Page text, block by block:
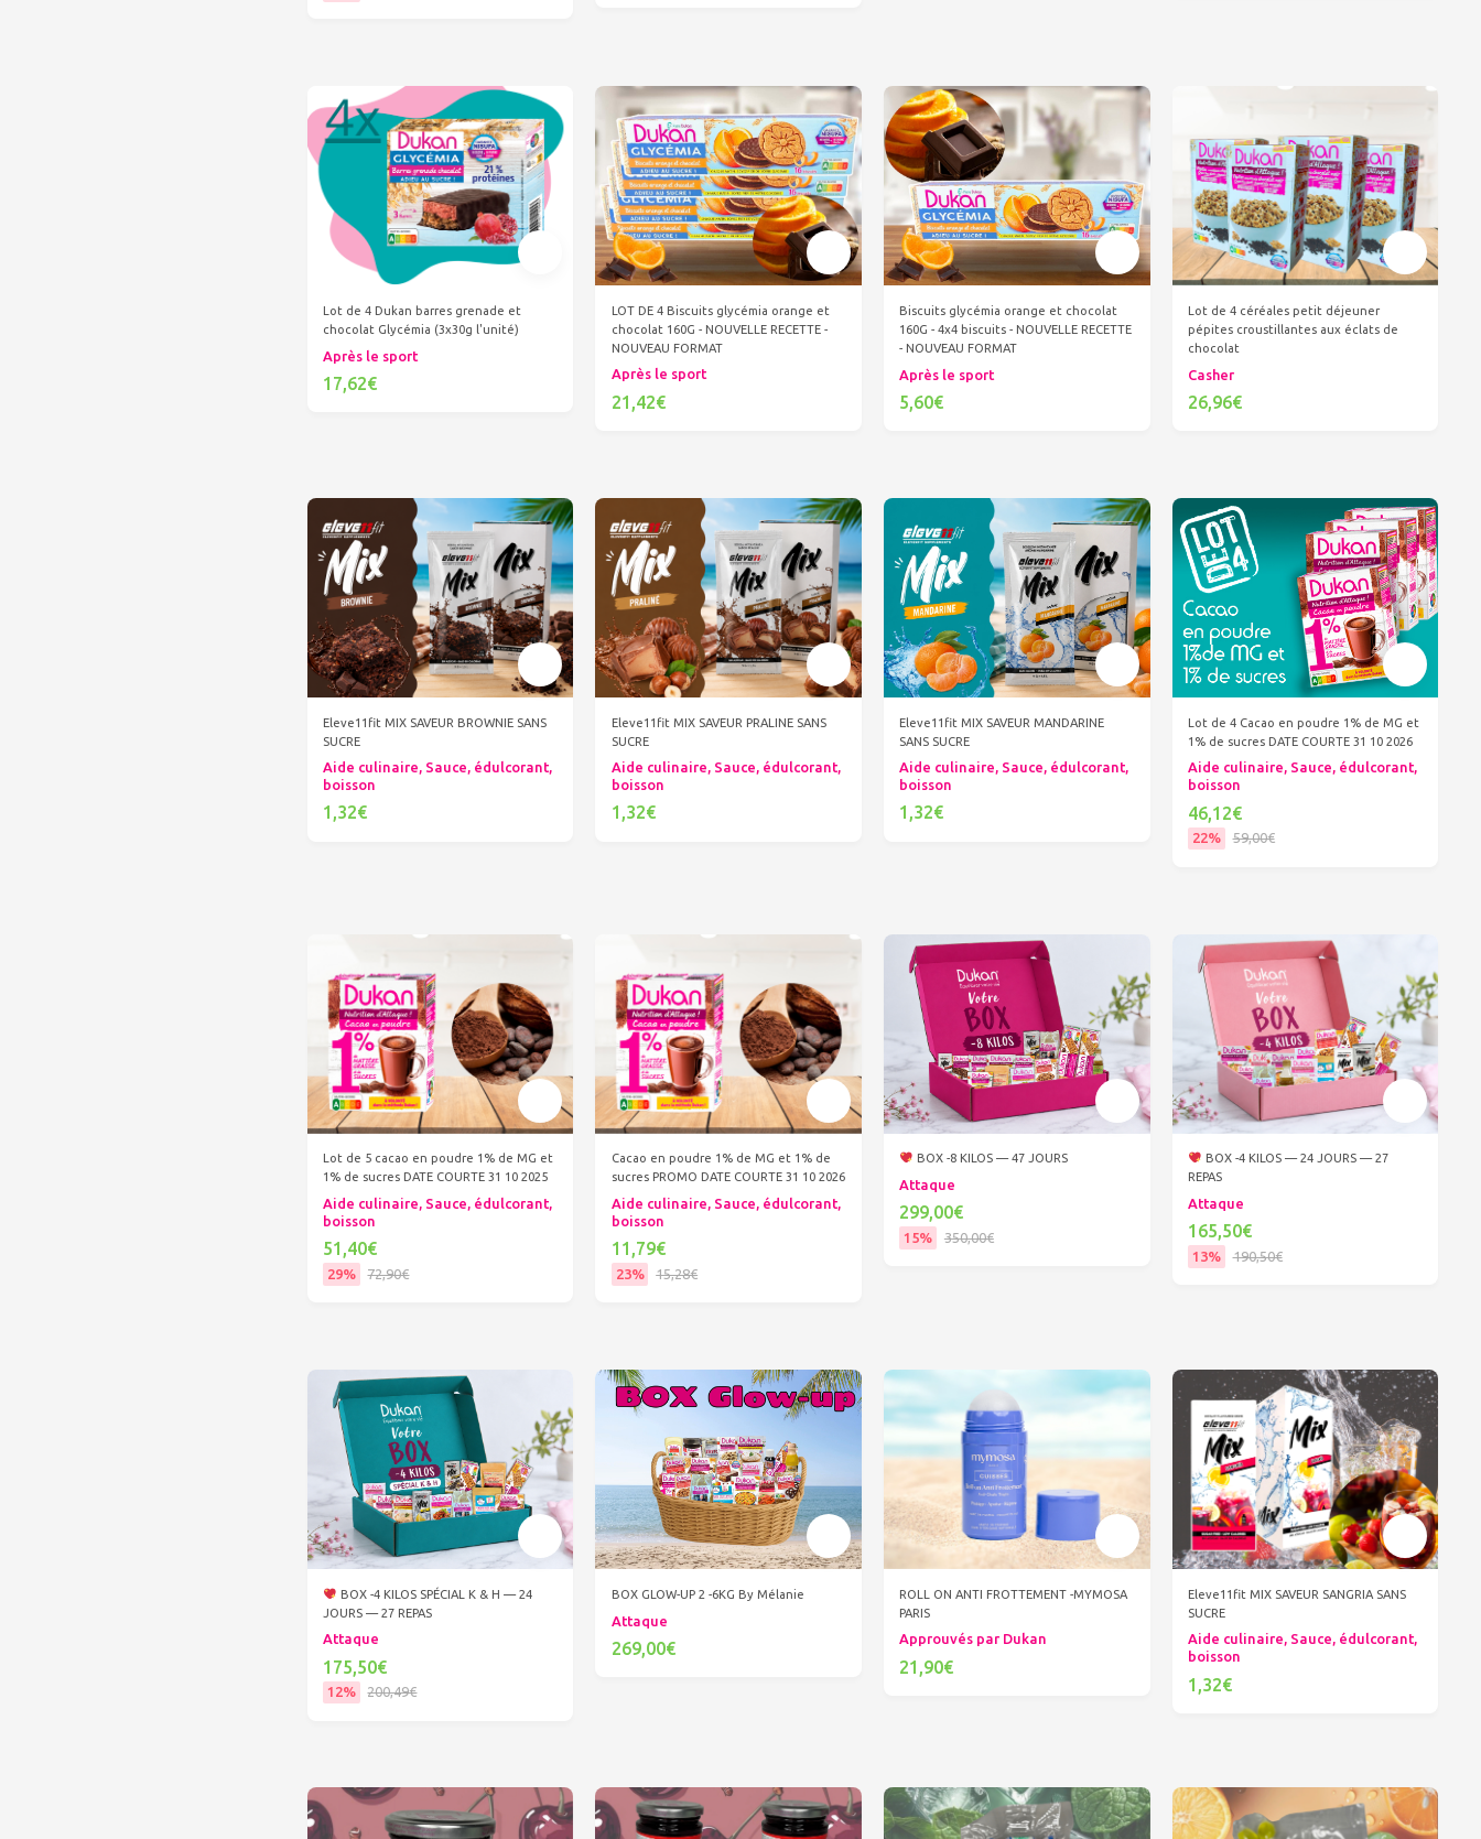
Lot de 4 Dukan barres grenade et
chocolat Glycémia (3x30g l'unité)
Après le sport
17,62€
LOT DE 4 Biscuits glycémia orange et
chocolat 160G - NOUVELLE RECETTE -
NOUVEAU FORMAT
Après le sport
21,42€
Biscuits glycémia orange et chocolat
160G - 4x4 biscuits - NOUVELLE RECETTE
- NOUVEAU FORMAT
Après le sport
5,60€
Lot de 4 céréales petit déjeuner
pépites croustillantes aux éclats de
chocolat
Casher
26,96€
Eleve11fit MIX SAVEUR BROWNIE SANS
SUCRE
Aide culinaire, Sauce, édulcorant,
boisson
1,32€
Eleve11fit MIX SAVEUR PRALINE SANS
SUCRE
Aide culinaire, Sauce, édulcorant,
boisson
1,32€
Eleve11fit MIX SAVEUR MANDARINE
SANS SUCRE
Aide culinaire, Sauce, édulcorant,
boisson
1,32€
Lot de 4 Cacao en poudre 1% de MG et
1% de sucres DATE COURTE 31 10 2026
Aide culinaire, Sauce, édulcorant,
boisson
46,12€
22%
59,00€
Lot de 5 cacao en poudre 1% de MG et
1% de sucres DATE COURTE 31 10 2025
Aide culinaire, Sauce, édulcorant,
boisson
51,40€
29%
72,90€
Cacao en poudre 1% de MG et 1% de
sucres PROMO DATE COURTE 31 10 2026
Aide culinaire, Sauce, édulcorant,
boisson
11,79€
23%
15,28€
BOX -8 KILOS — 47 JOURS
Attaque
299,00€
15%
350,00€
BOX -4 KILOS — 24 JOURS — 27
REPAS
Attaque
165,50€
13%
190,50€
BOX -4 KILOS SPÉCIAL K & H — 24
JOURS — 27 REPAS
Attaque
175,50€
12%
200,49€
BOX GLOW-UP 2 -6KG By Mélanie
Attaque
269,00€
ROLL ON ANTI FROTTEMENT -MYMOSA
PARIS
Approuvés par Dukan
21,90€
Eleve11fit MIX SAVEUR SANGRIA SANS
SUCRE
Aide culinaire, Sauce, édulcorant,
boisson
1,32€